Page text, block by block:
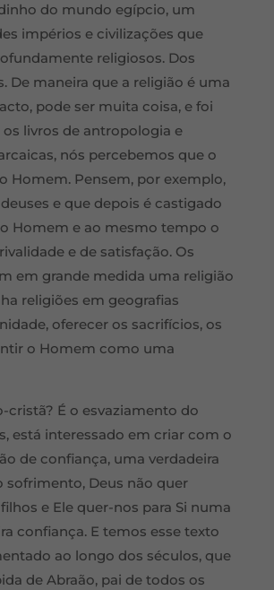
do mundo egípcio, um
impérios e civilizações que
religiosos. Dos
De maneira que a religião é uma
pode ser muita coisa, e foi
livros de antropologia e
nós percebemos que o
Homem. Pensem, por exemplo,
e que depois é castigado
Homem e ao mesmo tempo o
e de satisfação. Os
em grande medida uma religião
religiões em geografias
oferecer os sacrifícios, os
o Homem como uma
cristã? É o esvaziamento do
está interessado em criar com o
de confiança, uma verdadeira
sofrimento, Deus não quer
e Ele quer-nos para Si numa
confiança. E temos esse texto
ao longo dos séculos, que
de Abraão, pai de todos os